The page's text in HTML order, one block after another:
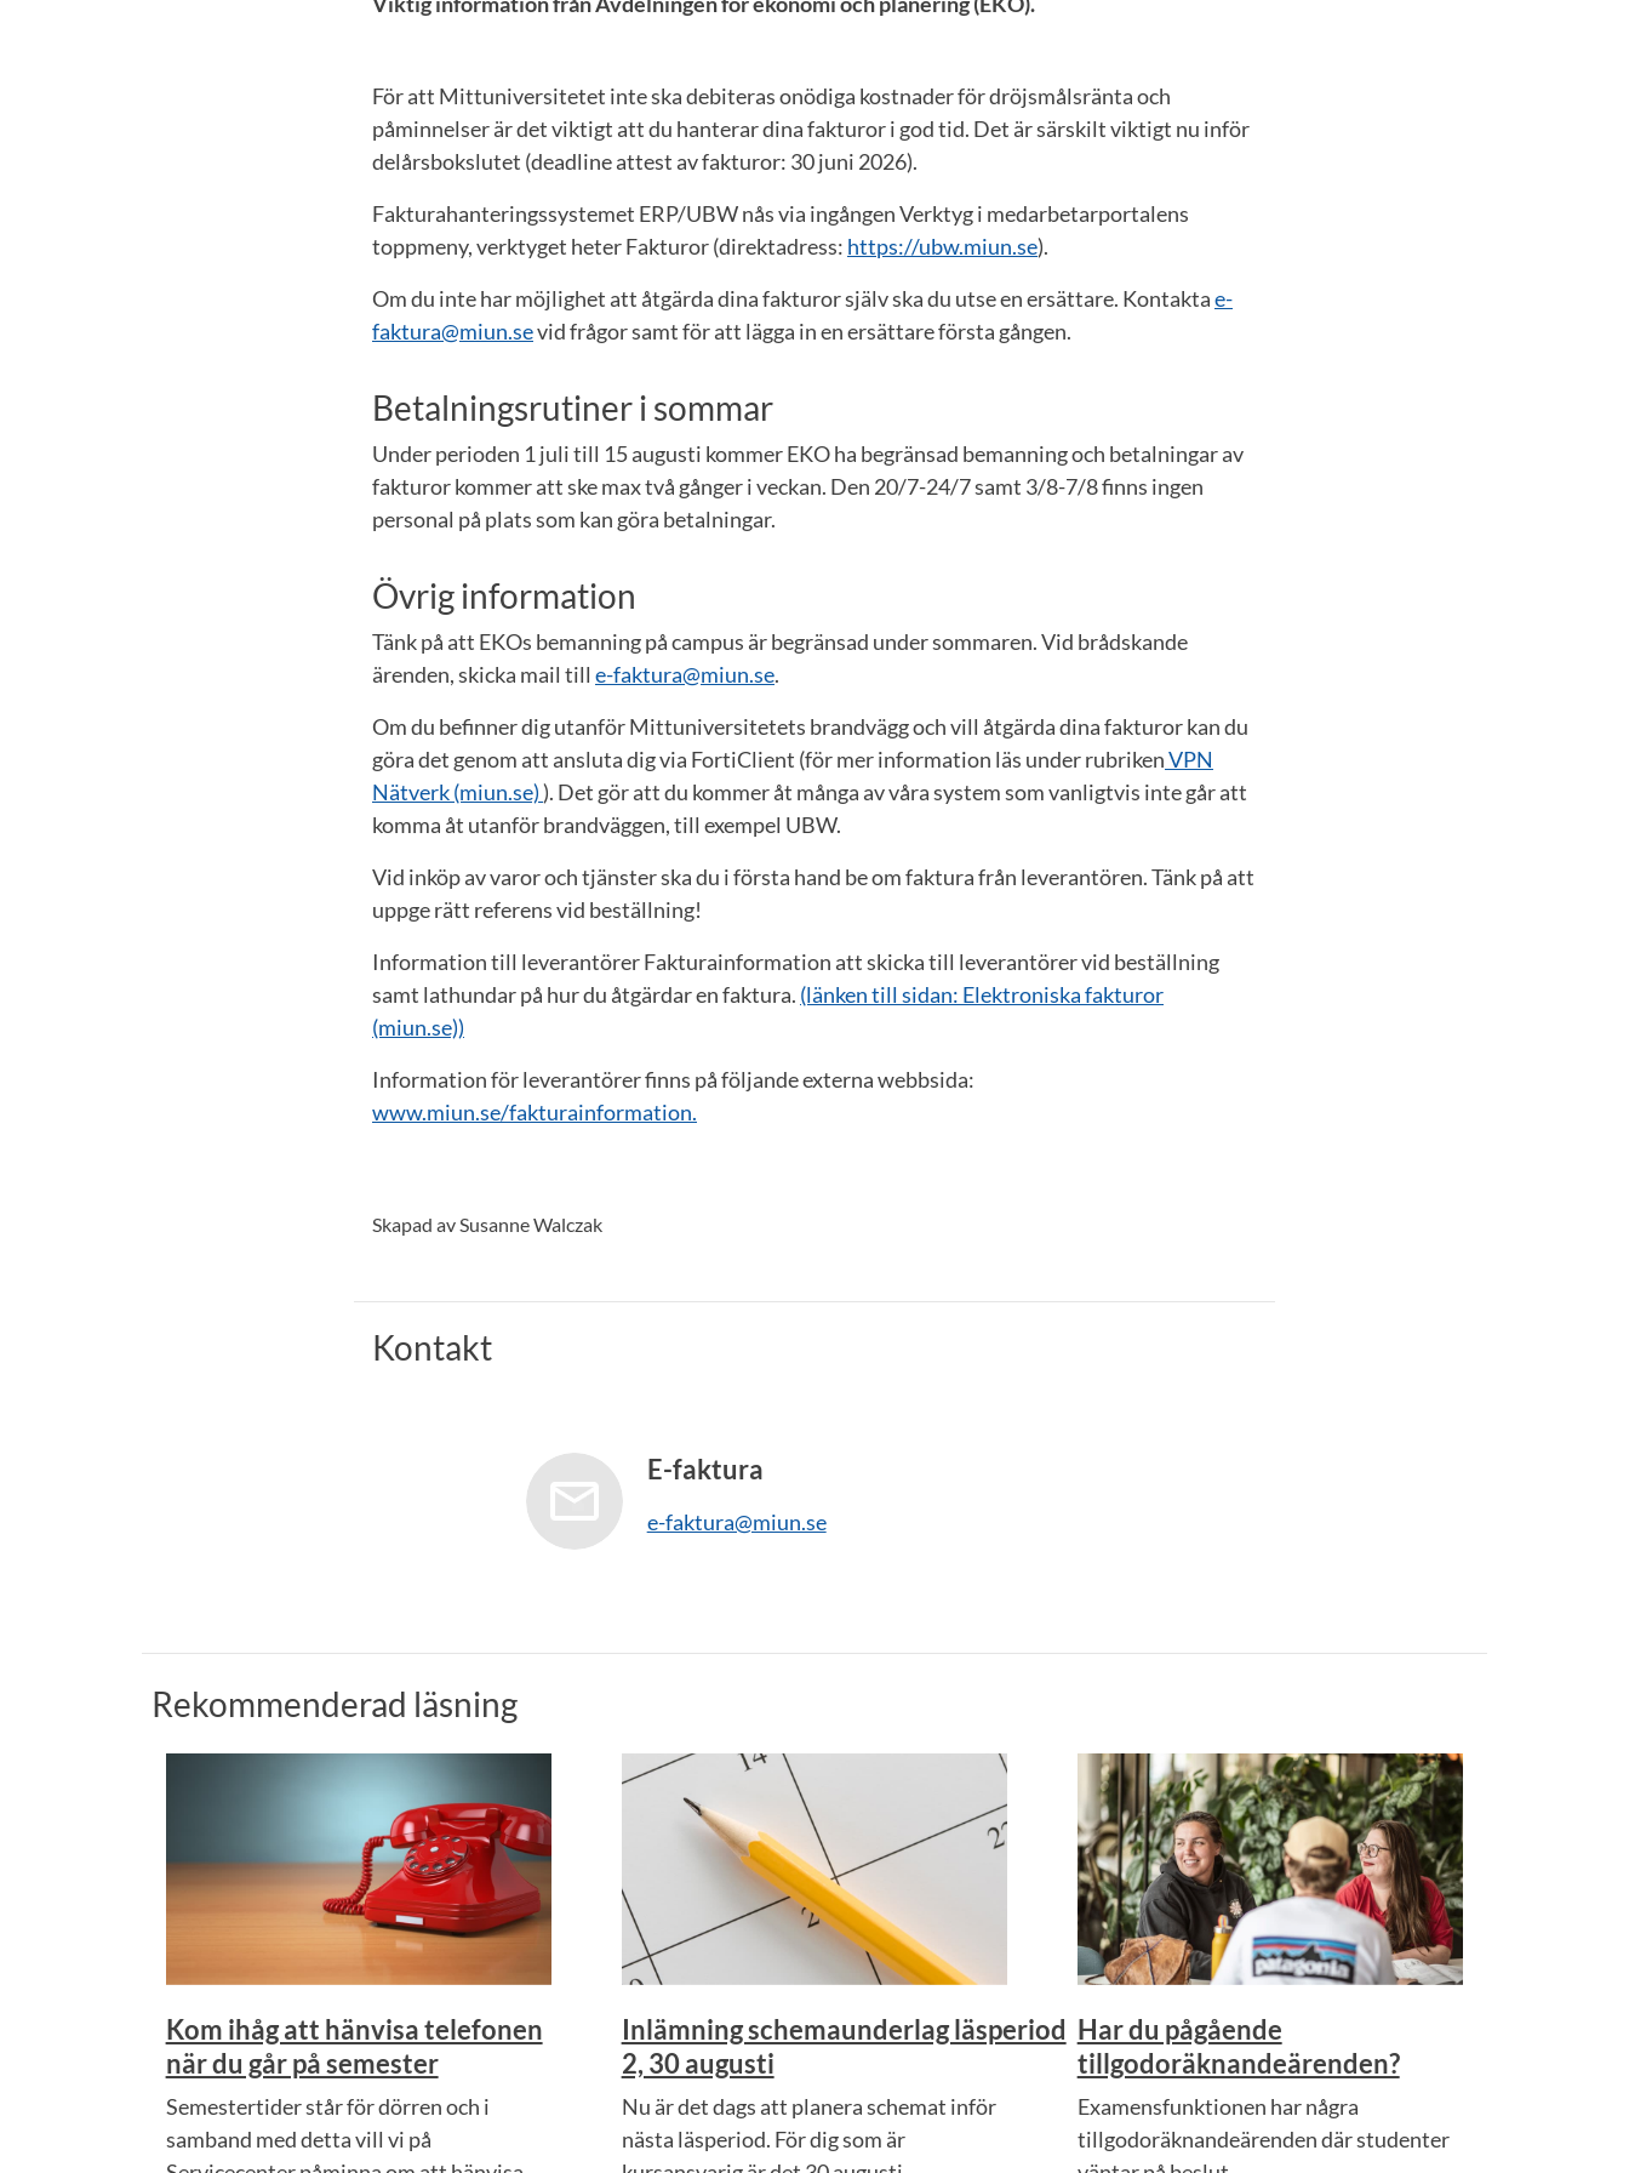
För att Mittuniversitetet inte ska debiteras onödiga kostnader för dröjsmålsränta och
påminnelser är det viktigt att du hanterar dina fakturor i god tid. Det är särskilt viktigt nu inför
delårsbokslutet (deadline attest av fakturor: 30 juni 2026).
Fakturahanteringssystemet ERP/UBW nås via ingången Verktyg i medarbetarportalens
toppmeny, verktyget heter Fakturor (direktadress: https://ubw.miun.se).
Om du inte har möjlighet att åtgärda dina fakturor själv ska du utse en ersättare. Kontaktae-
faktura@miun.sevid frågor samt för att lägga in en ersättare första gången.
Betalningsrutiner i sommar
Under perioden 1 juli till 15 augusti kommer EKO ha begränsad bemanning och betalningar av
fakturor kommer att ske max två gånger i veckan. Den 20/7-24/7 samt 3/8-7/8 finns ingen
personal på plats som kan göra betalningar.
Övrig information
Tänk på att EKOs bemanning på campus är begränsad under sommaren. Vid brådskande
ärenden, skicka mail till e-faktura@miun.se.
Om du befinner dig utanför Mittuniversitetets brandvägg och vill åtgärda dina fakturor kan du
göra det genom att ansluta dig via FortiClient (för mer information läs under rubrikenVPN
Nätverk (miun.se)). Det gör att du kommer åt många av våra system som vanligtvis inte går att
komma åt utanför brandväggen, till exempel UBW.
Vid inköp av varor och tjänster ska du i första hand be om faktura från leverantören. Tänk på att
uppge rätt referens vid beställning!
Information till leverantörer Fakturainformation att skicka till leverantörer vid beställning
samt lathundar på hur du åtgärdar en faktura. (länken till sidan: Elektroniska fakturor
(miun.se))
Information för leverantörer finns på följande externa webbsida:
www.miun.se/fakturainformation.
Skapad av Susanne Walczak
Kontakt
E-faktura
e-faktura@miun.se
Rekommenderad läsning
Kom ihåg att hänvisa telefonen
när du går på semester
Semestertider står för dörren och i
samband med detta vill vi på
Inlämning schemaunderlag läsperiod
2, 30 augusti
Nu är det dags att planera schemat inför
nästa läsperiod. För dig som är
Har du pågående
tillgodoräknandeärenden?
Examensfunktionen har några
tillgodoräknandeärenden där studenter